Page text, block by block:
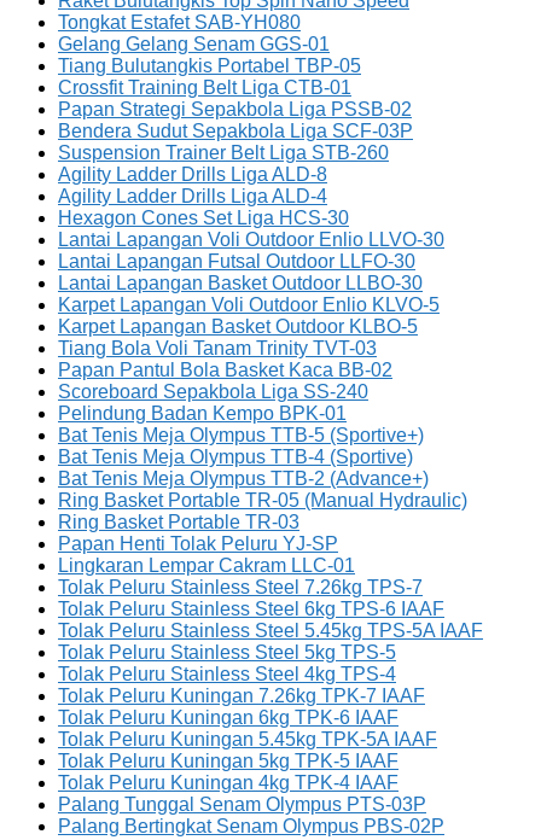
Tongkat Estafet SAB-YH080
Gelang Gelang Senam GGS-01
Tiang Bulutangkis Portabel TBP-05
Crossfit Training Belt Liga CTB-01
Papan Strategi Sepakbola Liga PSSB-02
Bendera Sudut Sepakbola Liga SCF-03P
Suspension Trainer Belt Liga STB-260
Agility Ladder Drills Liga ALD-8
Agility Ladder Drills Liga ALD-4
Hexagon Cones Set Liga HCS-30
Lantai Lapangan Voli Outdoor Enlio LLVO-30
Lantai Lapangan Futsal Outdoor LLFO-30
Lantai Lapangan Basket Outdoor LLBO-30
Karpet Lapangan Voli Outdoor Enlio KLVO-5
Karpet Lapangan Basket Outdoor KLBO-5
Tiang Bola Voli Tanam Trinity TVT-03
Papan Pantul Bola Basket Kaca BB-02
Scoreboard Sepakbola Liga SS-240
Pelindung Badan Kempo BPK-01
Bat Tenis Meja Olympus TTB-5 (Sportive+)
Bat Tenis Meja Olympus TTB-4 (Sportive)
Bat Tenis Meja Olympus TTB-2 (Advance+)
Ring Basket Portable TR-05 (Manual Hydraulic)
Ring Basket Portable TR-03
Papan Henti Tolak Peluru YJ-SP
Lingkaran Lempar Cakram LLC-01
Tolak Peluru Stainless Steel 7.26kg TPS-7
Tolak Peluru Stainless Steel 6kg TPS-6 IAAF
Tolak Peluru Stainless Steel 5.45kg TPS-5A IAAF
Tolak Peluru Stainless Steel 5kg TPS-5
Tolak Peluru Stainless Steel 4kg TPS-4
Tolak Peluru Kuningan 7.26kg TPK-7 IAAF
Tolak Peluru Kuningan 6kg TPK-6 IAAF
Tolak Peluru Kuningan 5.45kg TPK-5A IAAF
Tolak Peluru Kuningan 5kg TPK-5 IAAF
Tolak Peluru Kuningan 4kg TPK-4 IAAF
Palang Tunggal Senam Olympus PTS-03P
Palang Bertingkat Senam Olympus PBS-02P